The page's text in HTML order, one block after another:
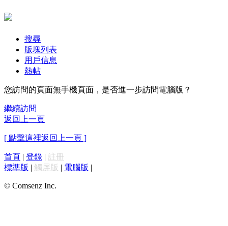
搜尋
版塊列表
用戶信息
熱帖
您訪問的頁面無手機頁面，是否進一步訪問電腦版？
繼續訪問
返回上一頁
[ 點擊這裡返回上一頁 ]
首頁 | 登錄 | 註冊
標準版 | 觸屏版 | 電腦版 |
© Comsenz Inc.